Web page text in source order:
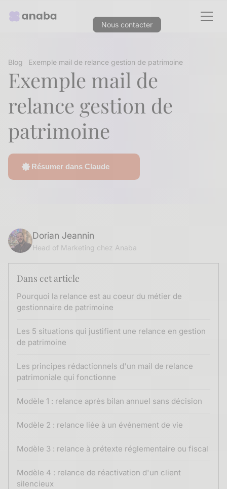
Nous contacter
Blog Exemple mail de relance gestion de patrimoine
Exemple mail de
relance gestion de
patrimoine
Résumer dans Claude
Dorian Jeannin
Head of Marketing chez Anaba
Dans cet article
Pourquoi la relance est au coeur du métier de
gestionnaire de patrimoine
Les 5 situations qui justifient une relance en gestion
de patrimoine
Les principes rédactionnels d'un mail de relance
patrimoniale qui fonctionne
Modèle 1 : relance après bilan annuel sans décision
Modèle 2 : relance liée à un événement de vie
Modèle 3 : relance à prétexte réglementaire ou fiscal
Modèle 4 : relance de réactivation d'un client
silencieux